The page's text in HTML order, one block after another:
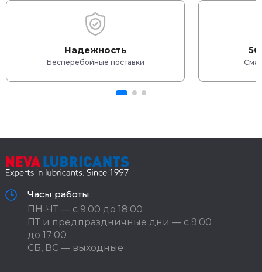
Надежность
Бесперебойные поставки
Часы работы
ПН-ЧТ — с 9:00 до 18:00
ПТ и предпраздничные дни — с 9:00
до 17:00
СБ, ВС — выходные